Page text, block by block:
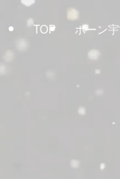
TOP ホーン